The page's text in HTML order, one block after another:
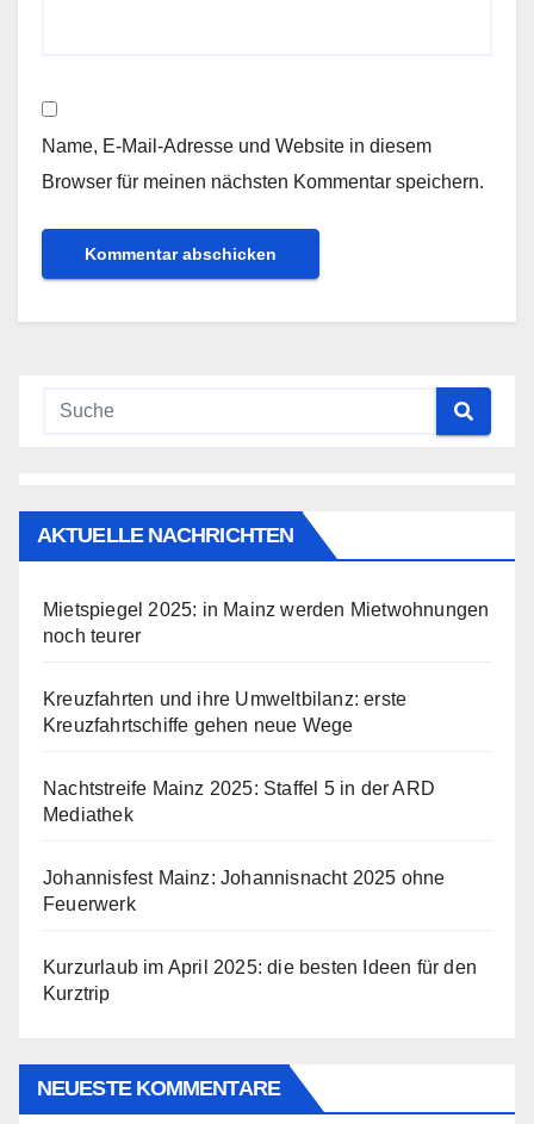
Name, E-Mail-Adresse und Website in diesem
Browser für meinen nächsten Kommentar speichern.
AKTUELLE NACHRICHTEN
Mietspiegel 2025: in Mainz werden Mietwohnungen
noch teurer
Kreuzfahrten und ihre Umweltbilanz: erste
Kreuzfahrtschiffe gehen neue Wege
Nachtstreife Mainz 2025: Staffel 5 in der ARD
Mediathek
Johannisfest Mainz: Johannisnacht 2025 ohne
Feuerwerk
Kurzurlaub im April 2025: die besten Ideen für den
Kurztrip
NEUESTE KOMMENTARE